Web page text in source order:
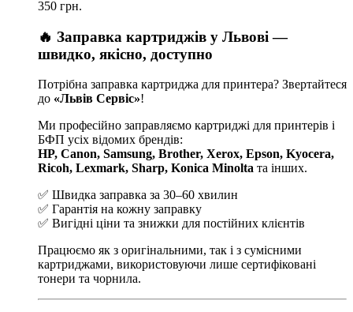
350 грн.
🔥 Заправка картриджів у Львові —
швидко, якісно, доступно
Потрібна заправка картриджа для принтера? Звертайтеся
до «Львів Сервіс»!
Ми професійно заправляємо картриджі для принтерів і
БФП усіх відомих брендів:
HP, Canon, Samsung, Brother, Xerox, Epson, Kyocera,
Ricoh, Lexmark, Sharp, Konica Minolta та інших.
✅ Швидка заправка за 30–60 хвилин
✅ Гарантія на кожну заправку
✅ Вигідні ціни та знижки для постійних клієнтів
Працюємо як з оригінальними, так і з сумісними
картриджами, використовуючи лише сертифіковані
тонери та чорнила.